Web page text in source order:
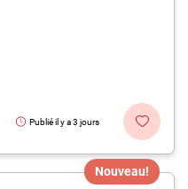
Publié il y a 3 jours
Nouveau!